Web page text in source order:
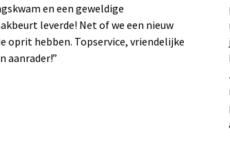
en een geweldige
leverde! Net of we een nieuw
oprit hebben. Topservice, vriendelijke
aanrader!”